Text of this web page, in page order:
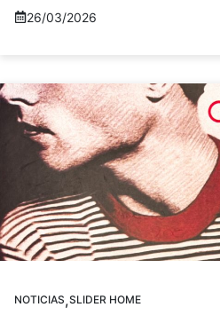
26/03/2026
NOTICIAS,SLIDER HOME